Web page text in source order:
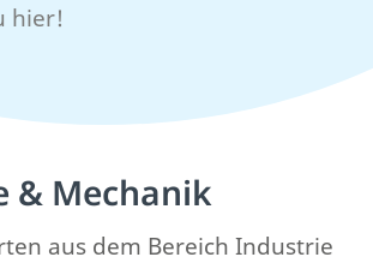
hier!
& Mechanik
aus dem Bereich Industrie